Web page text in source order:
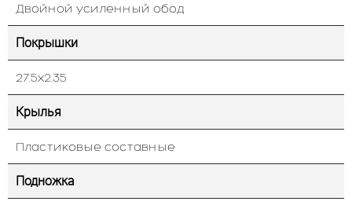
Двойной усиленный обод
Покрышки
27.5х2.35
Крылья
Пластиковые составные
Подножка